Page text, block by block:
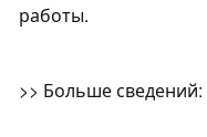
работы.
>> Больше сведений: